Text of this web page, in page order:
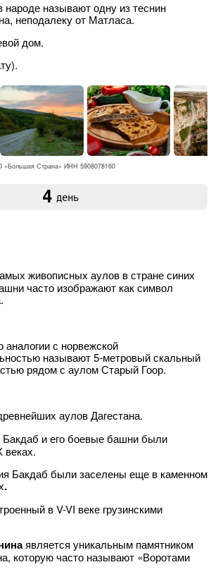
называют одну из теснин
неподалеку от Матласа.
дом.
Страна» ИНН 5908078160
4 день
живописных аулов в стране синих
часто изображают как символ
с норвежской
называют 5-метровый скальный
рядом с аулом Старый Гоор.
аулов Дагестана.
и его боевые башни были
веках.
Бакдаб были заселены еще в каменном
.
в V-VI веке грузинскими
является уникальным памятником
которую часто называют «Воротами